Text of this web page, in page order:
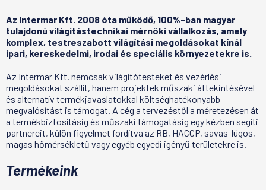
Az Intermar Kft. 2008 óta működő, 100%-ban magyar
tulajdonú világítástechnikai mérnöki vállalkozás, amely
komplex, testreszabott világítási megoldásokat kínál
ipari, kereskedelmi, irodai és speciális környezetekre is.
Az Intermar Kft. nemcsak világítótesteket és vezérlési
megoldásokat szállít, hanem projektek műszaki áttekintésével
és alternatív termékjavaslatokkal költséghatékonyabb
megvalósítást is támogat. A cég a tervezéstől a méretezésen át
a termékbiztosításig és műszaki támogatásig egy kézben segíti
partnereit, külön figyelmet fordítva az RB, HACCP, savas-lúgos,
magas hőmérsékletű vagy egyéb egyedi igényű területekre is.
Termékeink